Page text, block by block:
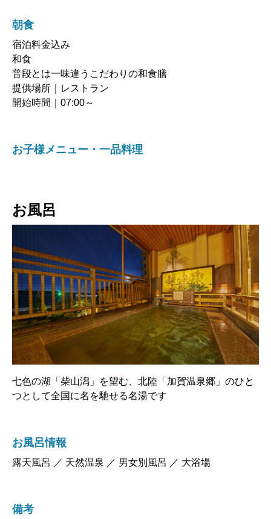
朝食
宿泊料金込み
和食
普段とは一味違うこだわりの和食膳
提供場所｜レストラン
開始時間｜07:00～
お子様メニュー・一品料理
お風呂
七色の湖「柴山潟」を望む、北陸「加賀温泉郷」のひと
つとして全国に名を馳せる名湯です
お風呂情報
露天風呂 ／ 天然温泉 ／ 男女別風呂 ／ 大浴場
備考